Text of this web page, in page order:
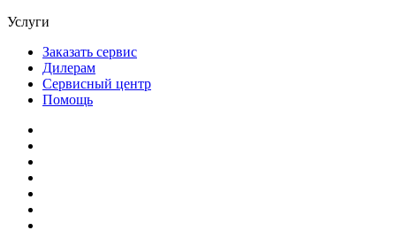
Услуги
Заказать сервис
Дилерам
Сервисный центр
Помощь